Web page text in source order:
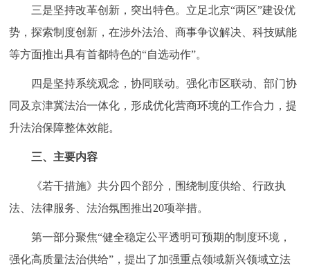
DEUTSCH FRANÇAIS РУССКИЙ ЯЗЫК
ESPAÑOL العربية PORTUGUÊS
ITALIANO
三是坚持改革创新，突出特色。立足北京“两区”建设优
势，探索制度创新，在涉外法治、商事争议解决、科技赋能
等方面推出具有首都特色的“自选动作”。
四是坚持系统观念，协同联动。强化市区联动、部门协
同及京津冀法治一体化，形成优化营商环境的工作合力，提
升法治保障整体效能。
三、主要内容
《若干措施》共分四个部分，围绕制度供给、行政执
法、法律服务、法治氛围推出20项举措。
第一部分聚焦“健全稳定公平透明可预期的制度环境，
强化高质量法治供给”，提出了加强重点领域新兴领域立法